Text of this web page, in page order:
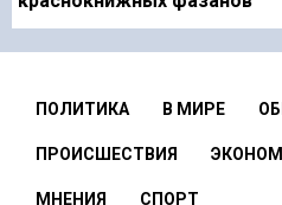
ПОЛИТИКА В МИРЕ
ПРОИСШЕСТВИЯ
МНЕНИЯ СПОРТ